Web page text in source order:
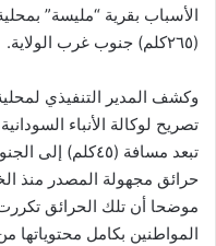
الأسباب بقرية “مليسة”
(٢٦٥كلم) جنوب غرب الولاية.
وكشف المدير التنفيذي
تصريح لوكالة الأنباء
تبعد مسافة
حرائق مجهولة المصدر منذ
موضحا أن تلك الحرائق
المواطنين بكامل محتوياتها